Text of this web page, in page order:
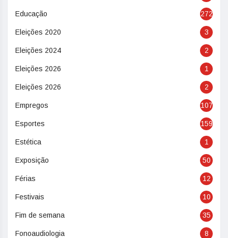
Educação 272
Eleições 2020 3
Eleições 2024 2
Eleições 2026 1
Eleições 2026 2
Empregos 107
Esportes 159
Estética 1
Exposição 50
Férias 12
Festivais 10
Fim de semana 35
Fonoaudiologia 8